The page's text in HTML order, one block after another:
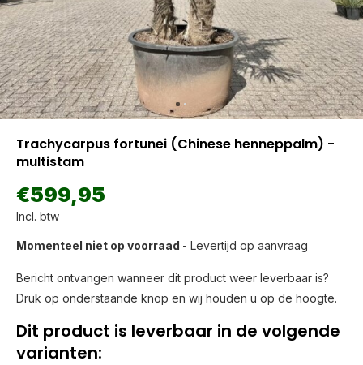
Trachycarpus fortunei (Chinese henneppalm) -
multistam
€599,95
Incl. btw
Momenteel niet op voorraad - Levertijd op aanvraag
Bericht ontvangen wanneer dit product weer leverbaar is?
Druk op onderstaande knop en wij houden u op de hoogte.
Dit product is leverbaar in de volgende
varianten: